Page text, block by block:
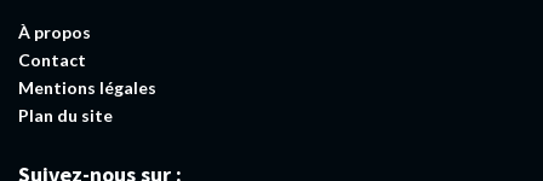
À propos
Contact
Mentions légales
Plan du site
Suivez-nous sur :